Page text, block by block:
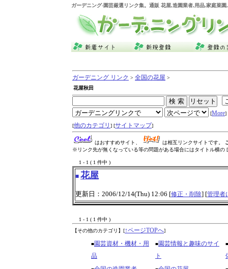
ガーデニング-園芸厳選リンク集。通販 花屋,造園業者,用品,家庭菜
ガーデニング リンク > 全国の花屋 >
花屋秋田
[More]
[他のカテゴリ ] [サイトマップ]
はおすすめサイト、 は相互リンクサイトです。
※リンク先が無くなっている等の問題がある場合にはタイトル横の [
1 - 1 ( 1 件中 )
■ 花屋
更新日：2006/12/14(Thu) 12:06 [修正・削除] [管理者
1 - 1 ( 1 件中 )
【その他のカテゴリ】 [↑ページTOPへ]
■園芸資材・機材・用
品
■園芸情報と趣味のサイ
ト
■